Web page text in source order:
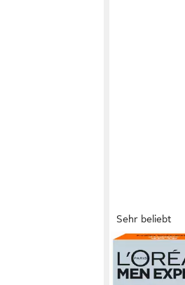
Sehr beliebt
Gesichtsgel
ANTI-